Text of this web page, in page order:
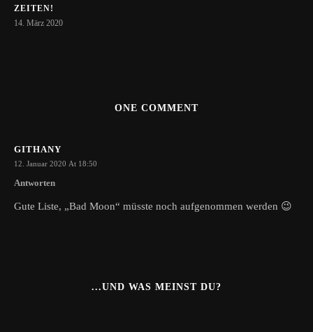
ZEITEN!
14. März 2020
ONE COMMENT
GITHANY
12. Januar 2020 At 18:50
Antworten
Gute Liste, „Bad Moon“ müsste noch aufgenommen werden 😉
...UND WAS MEINST DU?